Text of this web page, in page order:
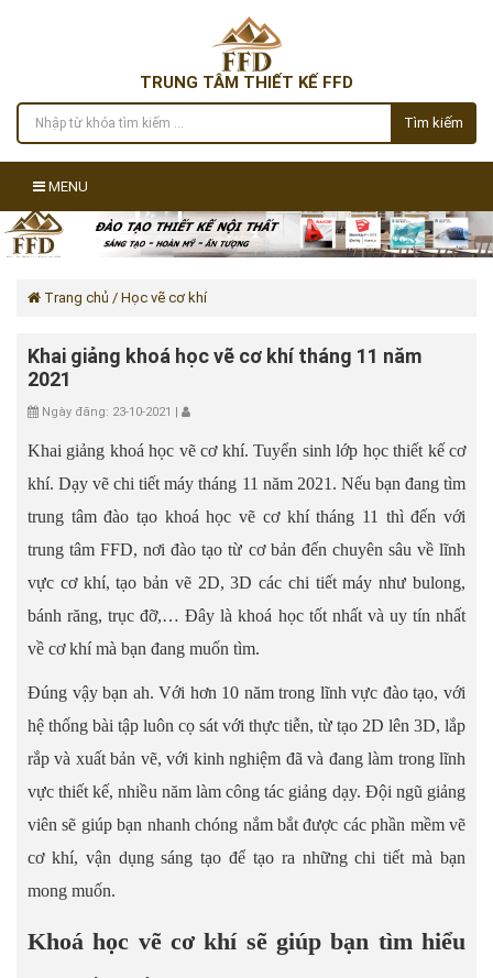
TRUNG TÂM THIẾT KẾ FFD
Tìm kiếm
MENU
Trang chủ / Học vẽ cơ khí
Khai giảng khoá học vẽ cơ khí tháng 11 năm
2021
Ngày đăng: 23-10-2021 |
Khai giảng khoá học vẽ cơ khí. Tuyển sinh lớp học thiết kế cơ
khí. Dạy vẽ chi tiết máy tháng 11 năm 2021. Nếu bạn đang tìm
trung tâm đào tạo khoá học vẽ cơ khí tháng 11 thì đến với
trung tâm FFD, nơi đào tạo từ cơ bản đến chuyên sâu về lĩnh
vực cơ khí, tạo bản vẽ 2D, 3D các chi tiết máy như bulong,
bánh răng, trục đỡ,… Đây là khoá học tốt nhất và uy tín nhất
về cơ khí mà bạn đang muốn tìm.
Đúng vậy bạn ah. Với hơn 10 năm trong lĩnh vực đào tạo, với
hệ thống bài tập luôn cọ sát với thực tiễn, từ tạo 2D lên 3D, lắp
rắp và xuất bản vẽ, với kinh nghiệm đã và đang làm trong lĩnh
vực thiết kế, nhiều năm làm công tác giảng dạy. Đội ngũ giảng
viên sẽ giúp bạn nhanh chóng nắm bắt được các phần mềm vẽ
cơ khí, vận dụng sáng tạo để tạo ra những chi tiết mà bạn
mong muốn.
Khoá học vẽ cơ khí sẽ giúp bạn tìm hiểu